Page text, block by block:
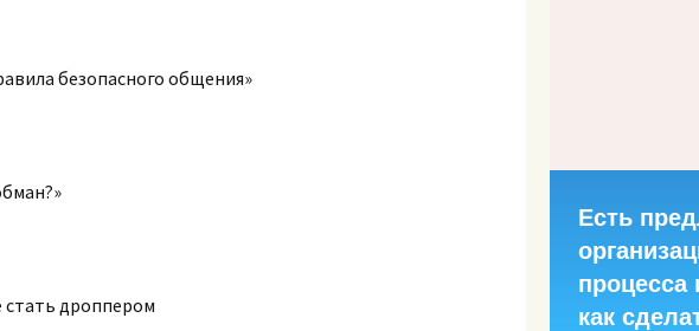
безопасного общения»
стать дроппером
Есть
процесса
как